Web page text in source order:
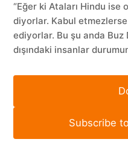
“Eğer ki Ataları Hindu ise
diyorlar. Kabul
ediyorlar. Bu şu anda Buz
dışındaki insanlar
Subscribe